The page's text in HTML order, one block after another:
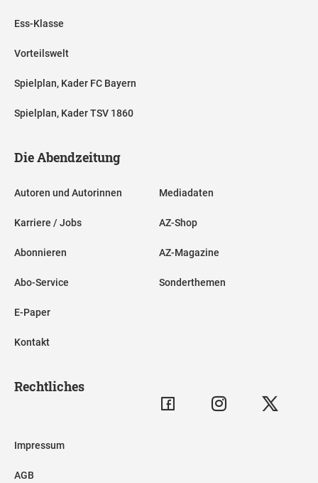
Ess-Klasse
Vorteilswelt
Spielplan, Kader FC Bayern
Spielplan, Kader TSV 1860
Die Abendzeitung
Autoren und Autorinnen
Karriere / Jobs
Abonnieren
Abo-Service
E-Paper
Kontakt
Mediadaten
AZ-Shop
AZ-Magazine
Sonderthemen
Rechtliches
Impressum
AGB